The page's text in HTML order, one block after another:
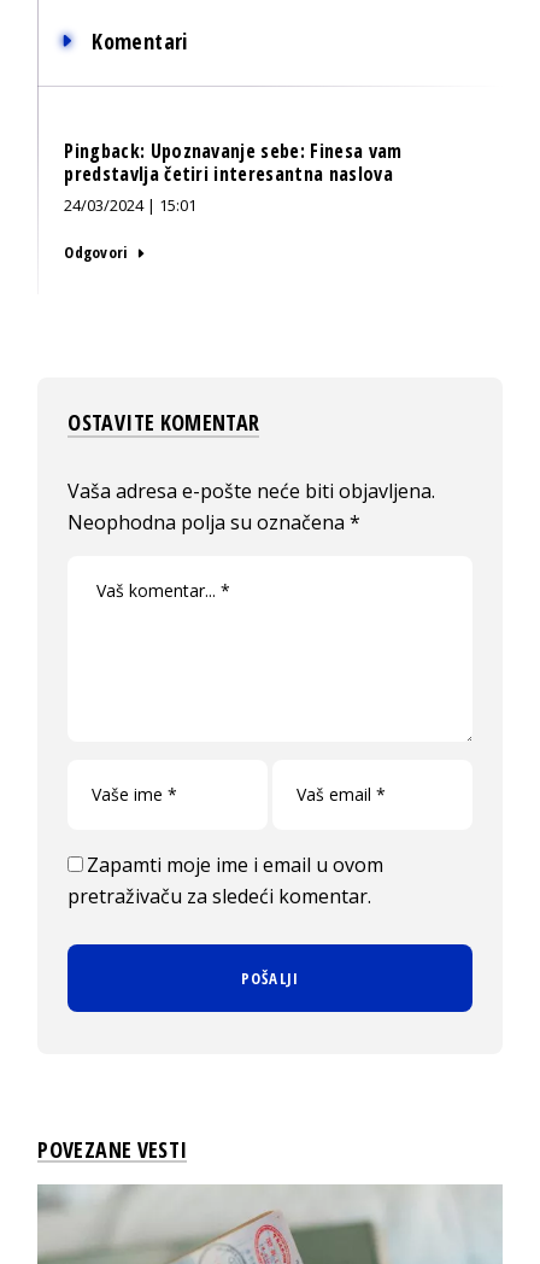
Komentari
Pingback: Upoznavanje sebe: Finesa vam
predstavlja četiri interesantna naslova
24/03/2024 | 15:01
Odgovori
OSTAVITE KOMENTAR
Vaša adresa e-pošte neće biti objavljena.
Neophodna polja su označena*
Zapamti moje ime i email u ovom
pretraživaču za sledeći komentar.
POVEZANE VESTI